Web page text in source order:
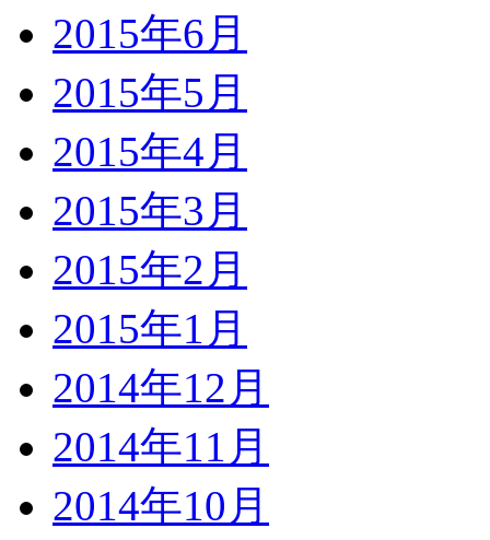
2015年6月
2015年5月
2015年4月
2015年3月
2015年2月
2015年1月
2014年12月
2014年11月
2014年10月